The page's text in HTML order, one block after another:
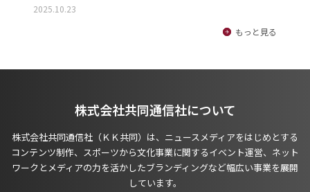
2025.10.23
もっと見る
株式会社共同通信社について
株式会社共同通信社（ＫＫ共同）は、ニュースメディアをはじめとする
コンテンツ制作、スポーツから文化事業に関するイベント運営、ネット
ワークとメディアの力を活かしたブランディングなど幅広い事業を展開
しています。